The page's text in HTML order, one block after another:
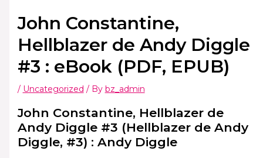
John Constantine,
Hellblazer de Andy Diggle
#3 : eBook (PDF, EPUB)
/ Uncategorized / By bz_admin
John Constantine, Hellblazer de
Andy Diggle #3 (Hellblazer de Andy
Diggle, #3) : Andy Diggle